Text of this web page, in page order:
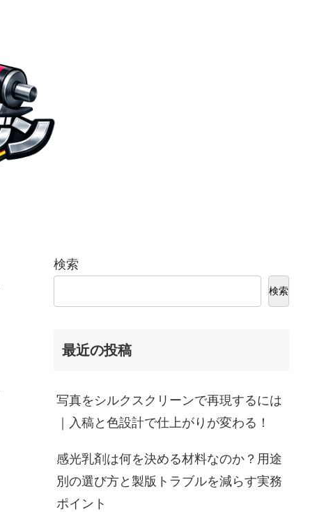
検索
検索
最近の投稿
写真をシルクスクリーンで再現するには
｜入稿と色設計で仕上がりが変わる！
感光乳剤は何を決める材料なのか？用途
別の選び方と製版トラブルを減らす実務
ポイント